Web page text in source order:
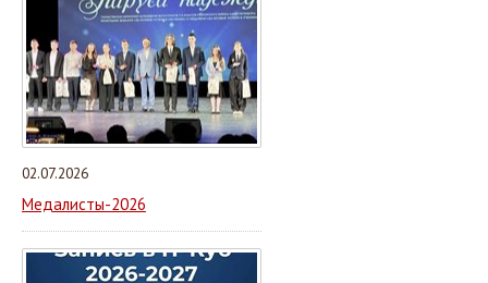
02.07.2026
Медалисты-2026